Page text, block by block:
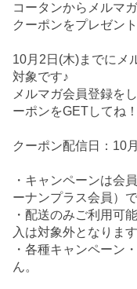
コータンからメルマ
クーポンをプレゼン
10月2日(木)までにメ
対象です♪
メルマガ会員登録を
ーポンをGETしてね！
クーポン配信日：10
・キャンペーンは会
ーナンプラス会員）で
・配送のみご利用可
入は対象外となります
・各種キャンペーン
ん。